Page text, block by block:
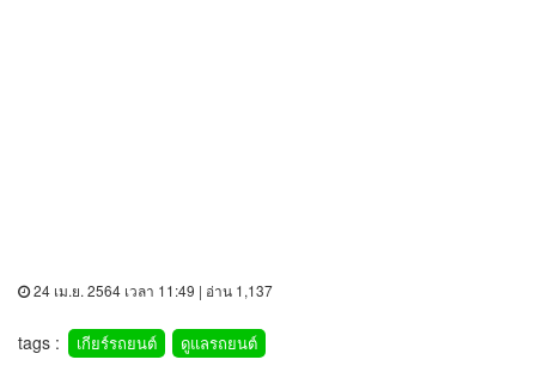
24 เม.ย. 2564 เวลา 11:49 | อ่าน 1,137
tags : เกียร์รถยนต์ ดูแลรถยนต์